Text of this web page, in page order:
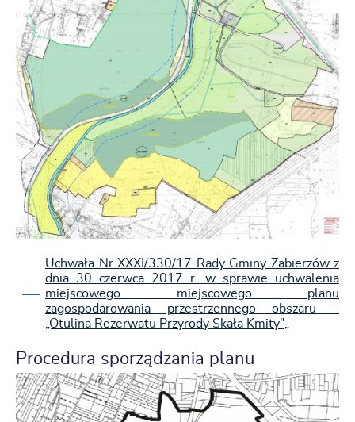
Uchwała Nr XXXI/330/17 Rady Gminy Zabierzów z
dnia 30 czerwca 2017 r. w sprawie uchwalenia
miejscowego miejscowego planu
zagospodarowania przestrzennego obszaru –
„Otulina Rezerwatu Przyrody Skała Kmity"„
Procedura sporządzania planu